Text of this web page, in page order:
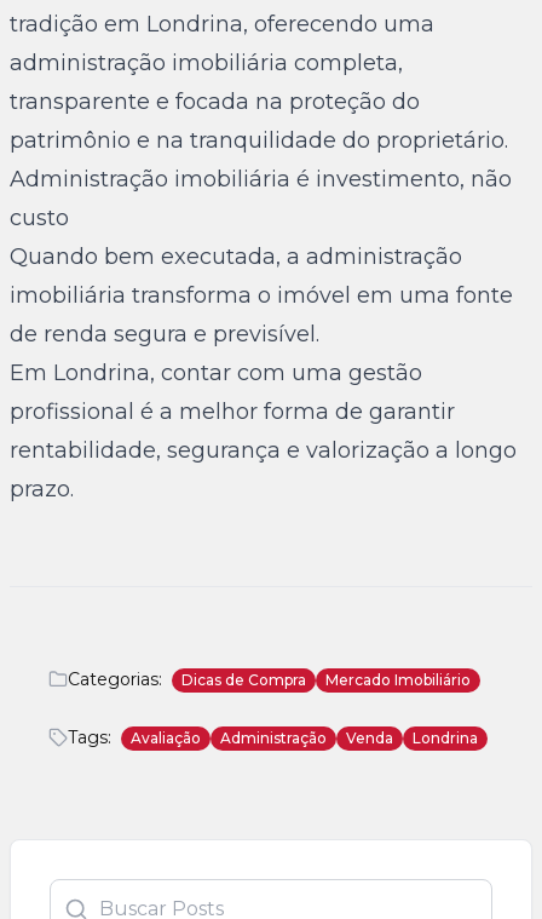
tradição em Londrina, oferecendo uma
administração imobiliária completa,
transparente e focada na proteção do
patrimônio e na tranquilidade do proprietário.
Administração imobiliária é investimento, não
custo
Quando bem executada, a administração
imobiliária transforma o imóvel em uma fonte
de renda segura e previsível.
Em Londrina, contar com uma gestão
profissional é a melhor forma de garantir
rentabilidade, segurança e valorização a longo
prazo.
Categorias: Dicas de Compra Mercado Imobiliário
Tags: Avaliação Administração Venda Londrina